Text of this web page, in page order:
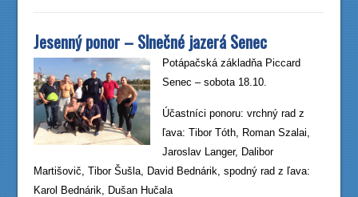
Jesenný ponor – Slnečné jazerá Senec
Potápačská základňa Piccard
Senec – sobota 18.10.
Účastníci ponoru: vrchný rad z
ľava: Tibor Tóth, Roman Szalai,
Jaroslav Langer, Dalibor
Martišovič, Tibor Šušla, David Bednárik, spodný rad z ľava:
Karol Bednárik, Dušan Hučala